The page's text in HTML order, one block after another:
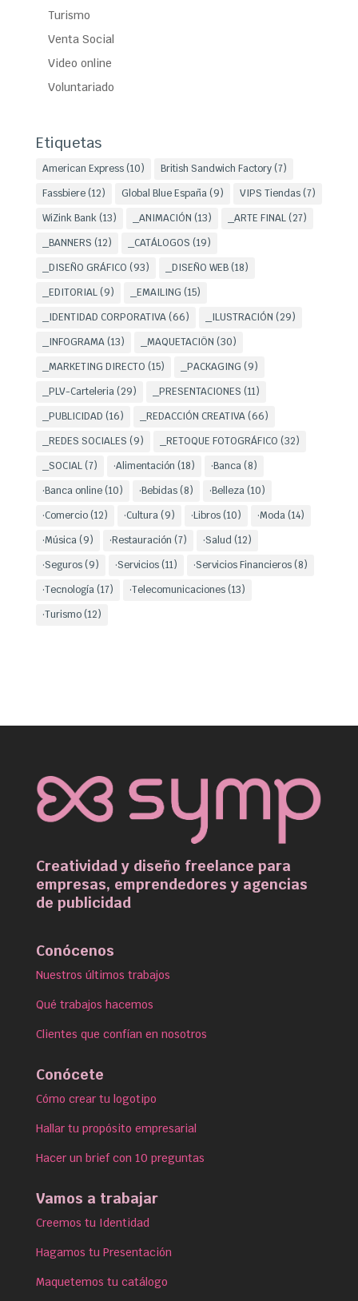
Turismo
Venta Social
Video online
Voluntariado
Etiquetas
American Express(10) British Sandwich Factory(7)
Fassbiere(12) Global Blue España(9) VIPS Tiendas(7)
WiZink Bank(13) _ANIMACIÓN (13) _ARTE FINAL(27)
_BANNERS (12) _CATÁLOGOS (19)
_DISEÑO GRÁFICO (93) _DISEÑO WEB(18)
_EDITORIAL(9) _EMAILING (15)
_IDENTIDAD CORPORATIVA(66) _ILUSTRACIÓN (29)
_INFOGRAMA(13) _MAQUETACIÖN (30)
_MARKETING DIRECTO (15) _PACKAGING (9)
_PLV-Carteleria(29) _PRESENTACIONES (11)
_PUBLICIDAD (16) _REDACCIÓN CREATIVA(66)
_REDES SOCIALES (9) _RETOQUE FOTOGRÁFICO (32)
_SOCIAL(7) ·Alimentación (18) ·Banca(8)
·Banca online(10) ·Bebidas(8) ·Belleza(10)
·Comercio(12) ·Cultura(9) ·Libros(10) ·Moda(14)
·Música(9) ·Restauración (7) ·Salud (12)
·Seguros(9) ·Servicios(11) ·Servicios Financieros(8)
·Tecnología(17) ·Telecomunicaciones(13)
·Turismo(12)
Creatividad y diseño freelance para
empresas, emprendedores y agencias
de publicidad
Conócenos
Nuestros últimos trabajos
Qué trabajos hacemos
Clientes que confían en nosotros
Conócete
Cómo crear tu logotipo
Hallar tu propósito empresarial
Hacer un brief con 10 preguntas
Vamos a trabajar
Creemos tu Identidad
Hagamos tu Presentación
Maquetemos tu catálogo